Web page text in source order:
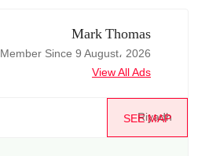
Mark Thomas
Member Since 9 August، 2026
View All Ads
SEE MAP
Riyadh